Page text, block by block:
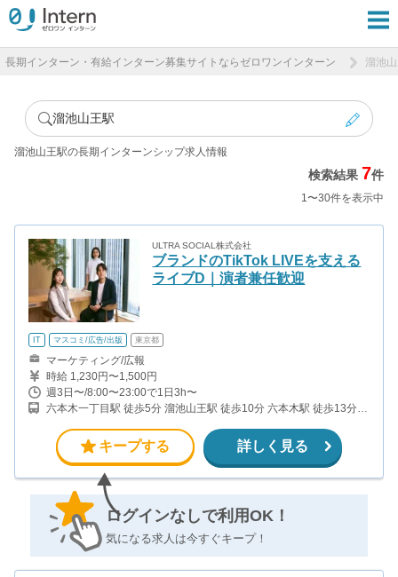
長期インターン・有給インターン募集サイトならゼロワンインターン 溜池
溜池山王駅
溜池山王駅の長期インターンシップ求人情報
検索結果 7件
1〜30件を表示中
ULTRA SOCIAL株式会社
ブランドのTikTok LIVEを支える
ライブD｜演者兼任歓迎
IT マスコミ/広告/出版 東京都
マーケティング/広報
時給 1,230円〜1,500円
週3日〜/8:00〜23:00で1日3h〜
六本木一丁目駅 徒歩5分 溜池山王駅 徒歩10分 六本木駅 徒歩13分
キープする 詳しく見る
ログインなしで利用OK！
気になる求人は今すぐキープ！